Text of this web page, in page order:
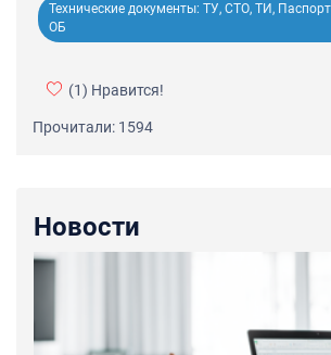
Технические документы: ТУ, СТО, ТИ,
ОБ
(1) Нравится!
Прочитали: 1594
Новости